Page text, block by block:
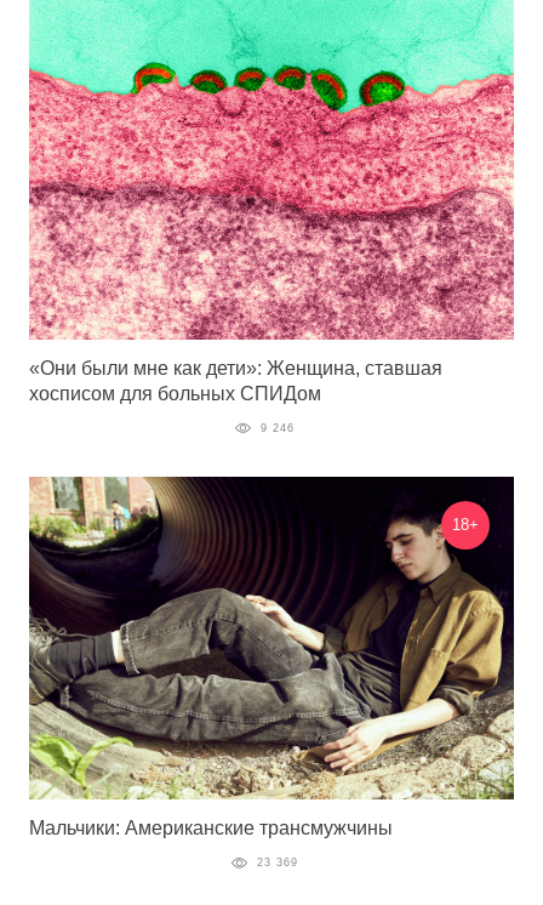
«Они были мне как дети»: Женщина, ставшая
хосписом для больных СПИДом
9 246
18+
Мальчики: Американские трансмужчины
23 369